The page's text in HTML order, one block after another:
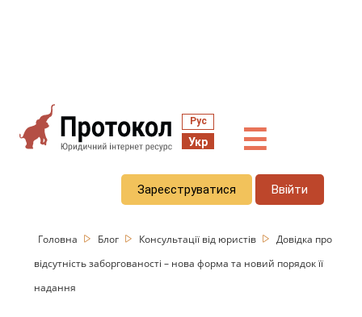
Рус
Укр ☰
Зареєструватися Ввійти
Головна Блог Консультації від юристів
Довідка про
відсутність заборгованості – нова форма та новий порядок її
надання